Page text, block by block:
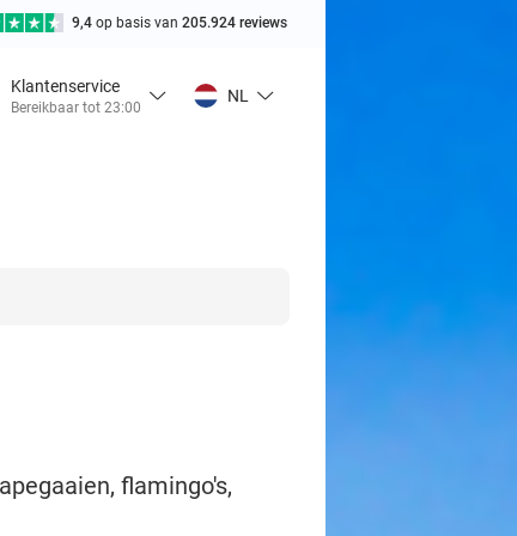
9,4 op basis van 205.924 reviews
Klantenservice
Bereikbaar tot 23:00
NL
flamingo's,